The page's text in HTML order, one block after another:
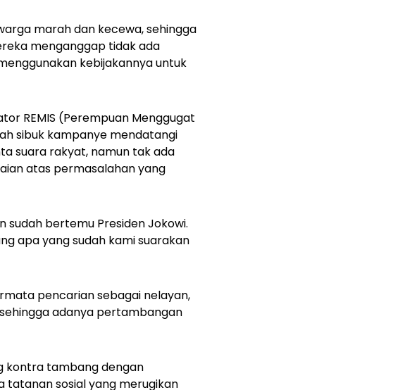
marah dan kecewa, sehingga
menganggap tidak ada
kebijakannya untuk
REMIS (Perempuan Menggugat
sibuk kampanye mendatangi
suara rakyat, namun tak ada
atas permasalahan yang
sudah bertemu Presiden Jokowi.
apa yang sudah kami suarakan
pencarian sebagai nelayan,
adanya pertambangan
kontra tambang dengan
sosial yang merugikan